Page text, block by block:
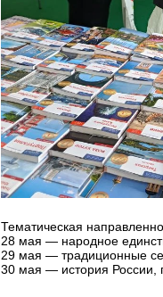
Тематическая
28 мая — народное
29 мая — традиционные
30 мая — история России,